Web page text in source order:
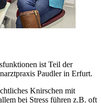
ist Teil der
Paudler in Erfurt.
Knirschen mit
bei Stress führen z.B. oft